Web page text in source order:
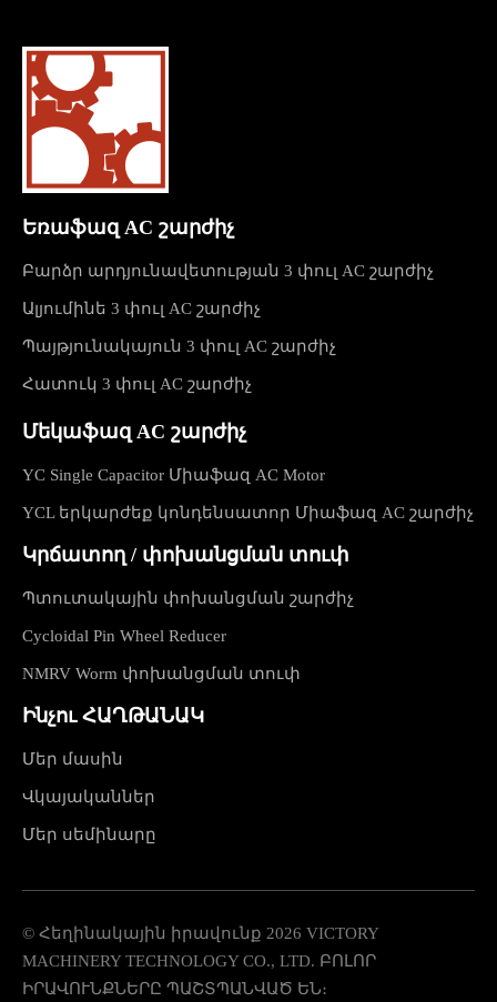
Եռաֆազ AC շարժիչ
Բարձր արդյունավետության 3 փուլ AC շարժիչ
Ալյումինե 3 փուլ AC շարժիչ
Պայթյունակայուն 3 փուլ AC շարժիչ
Հատուկ 3 փուլ AC շարժիչ
Մեկաֆազ AC շարժիչ
YC Single Capacitor Միաֆազ AC Motor
YCL երկարժեք կոնդենսատոր Միաֆազ AC շարժիչ
Կրճատող / փոխանցման տուփ
Պտուտակային փոխանցման շարժիչ
Cycloidal Pin Wheel Reducer
NMRV Worm փոխանցման տուփ
Ինչու ՀԱՂԹԱՆԱԿ
Մեր մասին
Վկայականներ
Մեր սեմինարը
© Հեղինակային իրավունք 2026 VICTORY
MACHINERY TECHNOLOGY CO., LTD. ԲՈԼՈՐ
ԻՐԱՎՈՒՆՔՆԵՐԸ ՊԱՇՏՊԱՆՎԱԾ ԵՆ։